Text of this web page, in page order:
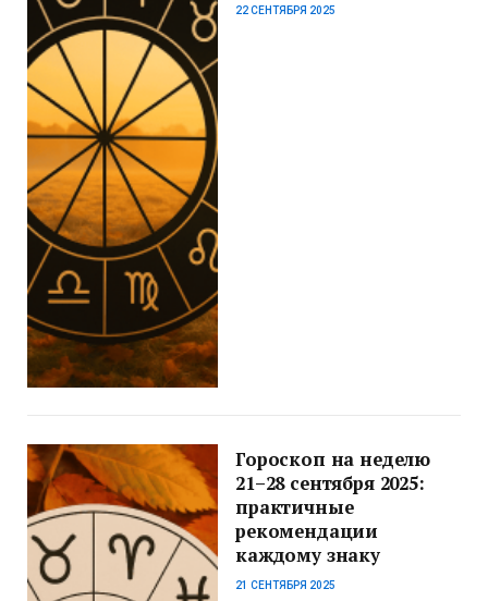
22 СЕНТЯБРЯ 2025
Гороскоп на неделю
21–28 сентября 2025:
практичные
рекомендации
каждому знаку
21 СЕНТЯБРЯ 2025